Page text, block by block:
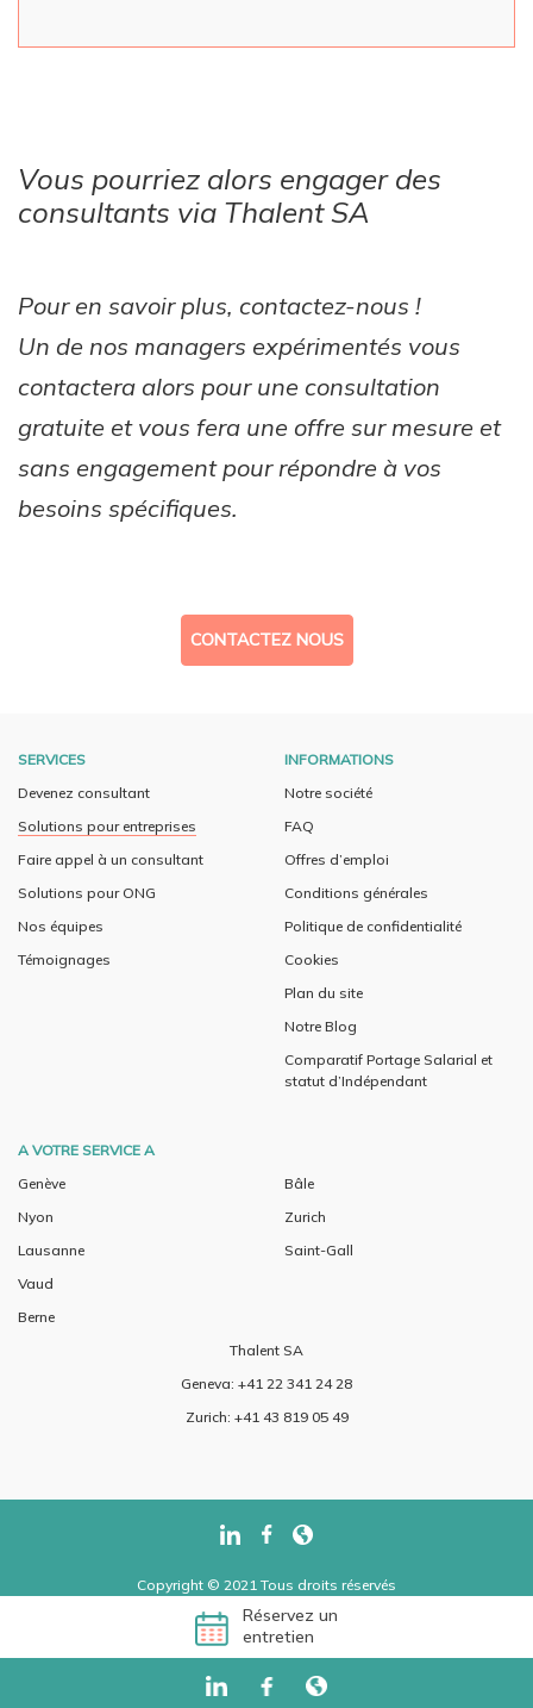
Réservez un
entretien
Vous pourriez alors engager des
consultants via Thalent SA
Pour en savoir plus, contactez-nous !
Un de nos managers expérimentés vous
contactera alors pour une consultation
gratuite et vous fera une offre sur mesure et
sans engagement pour répondre à vos
besoins spécifiques.
CONTACTEZ NOUS
SERVICES
Devenez consultant
Solutions pour entreprises
Faire appel à un consultant
Solutions pour ONG
Nos équipes
Témoignages
INFORMATIONS
Notre société
FAQ
Offres d’emploi
Conditions générales
Politique de confidentialité
Cookies
Plan du site
Notre Blog
Comparatif Portage Salarial et
statut d’Indépendant
A VOTRE SERVICE A
Genève
Nyon
Lausanne
Vaud
Berne
Bâle
Zurich
Saint-Gall
Thalent SA
Geneva: +41 22 341 24 28
Zurich: +41 43 819 05 49
Copyright © 2021 Tous droits réservés
..... ..... .....